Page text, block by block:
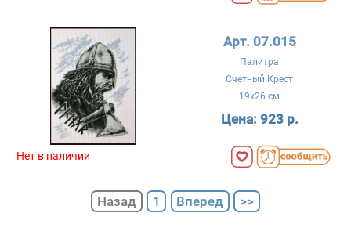
Арт. 07.015
Палитра
Счетный Крест
19x26 см
Цена: 923 р.
Нет в наличии
Назад 1 Вперед >>